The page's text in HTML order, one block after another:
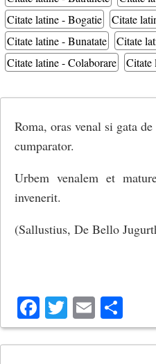
Citate latine - Bogatie
Citate
Citate latine - Bunatate
Citate
Citate latine - Colaborare
Citate
Roma, oras venal si gata
cumparator.
Urbem venalem et
invenerit.
(Sallustius, De Bello
Facebook
Twitter
Email